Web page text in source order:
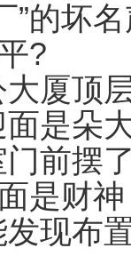
”的坏
?
顶层
是朵
前摆
是财
现布